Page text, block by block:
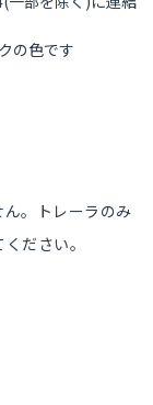
の色です
。トレーラのみ
ださい。